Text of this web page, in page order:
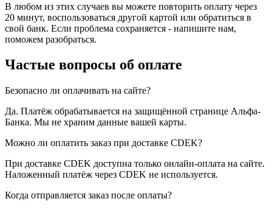
В любом из этих случаев вы можете повторить оплату через
20 минут, воспользоваться другой картой или обратиться в
свой банк. Если проблема сохраняется - напишите нам,
поможем разобраться.
Частые вопросы об оплате
Безопасно ли оплачивать на сайте?
Да. Платёж обрабатывается на защищённой странице Альфа-
Банка. Мы не храним данные вашей карты.
Можно ли оплатить заказ при доставке CDEK?
При доставке CDEK доступна только онлайн-оплата на сайте.
Наложенный платёж через CDEK не используется.
Когда отправляется заказ после оплаты?